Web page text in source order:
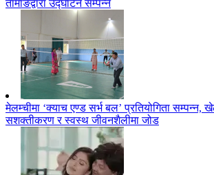
तामाङद्वारा उद्घाटन सम्पन्न
मेलम्चीमा ‘क्याच एण्ड सर्भ बल’ प्रतियोगिता सम्पन्न,
सशक्तीकरण र स्वस्थ जीवनशैलीमा जोड